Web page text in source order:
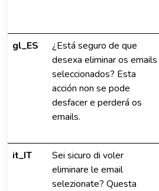
gl_ES
¿Está seguro de que
desexa eliminar os emails
seleccionados? Esta
acción non se pode
desfacer e perderá os
emails.
it_IT
Sei sicuro di voler
eliminare le email
selezionate? Questa